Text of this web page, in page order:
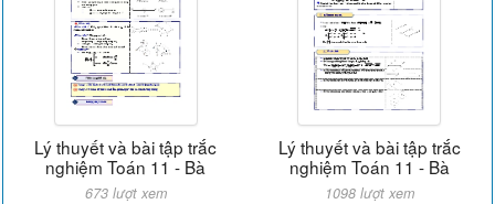
Lý thuyết và bài tập trắc
nghiệm Toán 11 - Bà
673 lượt xem
Lý thuyết và bài tập trắc
nghiệm Toán 11 - Bà
1098 lượt xem